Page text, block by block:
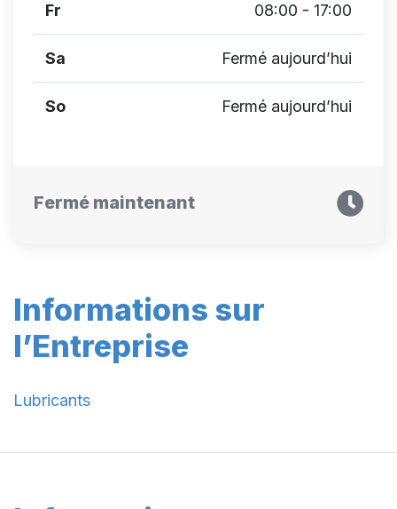
Informations sur
l’Entreprise
Lubricants
Fr 08:00 - 17:00
Sa Fermé aujourd’hui
So Fermé aujourd’hui
Fermé maintenant